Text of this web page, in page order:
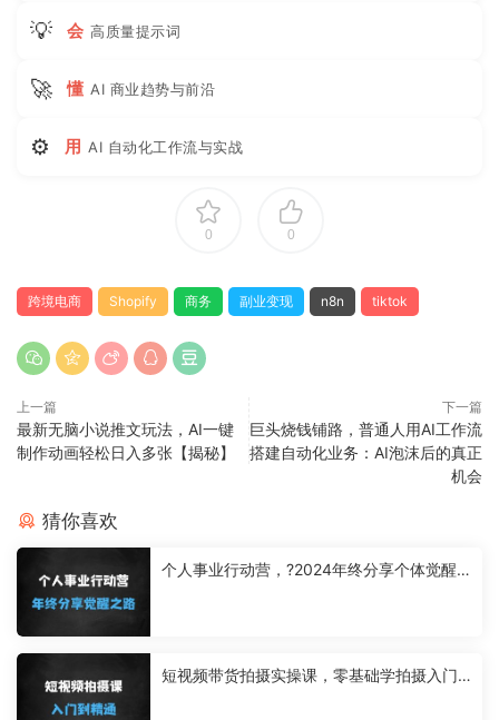
💡 会 高质量提示词
🚀 懂 AI 商业趋势与前沿
⚙ 用 AI 自动化工作流与实战
0 0
跨境电商 Shopify 商务 副业变现 n8n tiktok
上一篇
最新无脑小说推文玩法，AI一键
制作动画轻松日入多张【揭秘】
下一篇
巨头烧钱铺路，普通人用AI工作流
搭建自动化业务：AI泡沫后的真正
机会
猜你喜欢
个人事业行动营，?2024年终分享个体觉醒
短视频带货拍摄实操课，零基础学拍摄入门